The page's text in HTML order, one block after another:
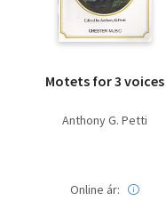
Motets for 3 voices
Anthony G. Petti
Online ár: